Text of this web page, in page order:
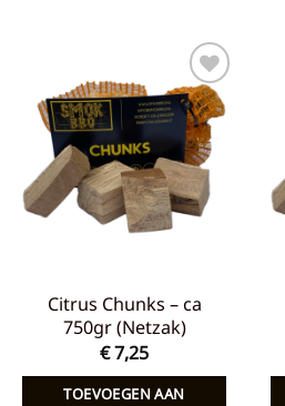
Toevoegen
aan
verlanglijst
Citrus Chunks – ca
750gr (Netzak)
€7,25
TOEVOEGEN AAN